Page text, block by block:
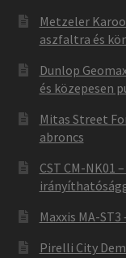
Metzeler
aszfaltra és
Dunlop
és közepesen
Mitas Street
abroncs
CST CM-NK01
Maxxis MA-
Pirelli City